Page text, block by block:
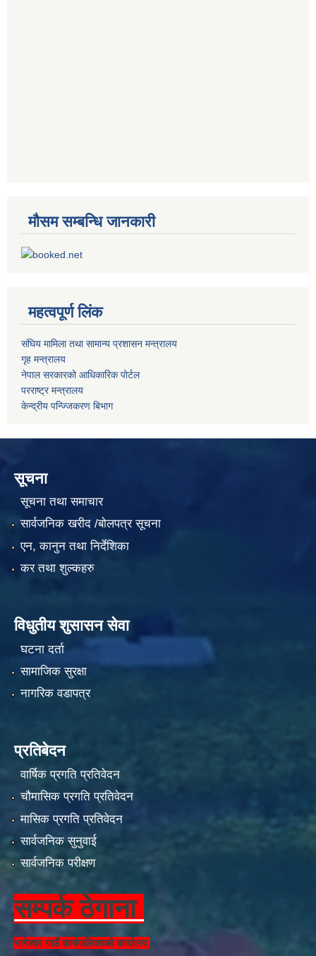
मौसम सम्बन्धि जानकारी
महत्वपूर्ण लिंक
संघिय मामिला तथा सामान्य प्रशासन मन्त्रालय
गृह मन्त्रालय
नेपाल सरकारको आधिकारिक पोर्टल
परराष्ट्र मन्त्रालय
केन्द्रीय पन्ज्जिकरण बिभाग
सूचना
सूचना तथा समाचार
सार्वजनिक खरीद /बोलपत्र सूचना
एन, कानुन तथा निर्देशिका
कर तथा शुल्कहरु
विधुतीय शुसासन सेवा
घटना दर्ता
सामाजिक सुरक्षा
नागरिक वडापत्र
प्रतिबेदन
वार्षिक प्रगति प्रतिवेदन
चौमासिक प्रगति प्रतिवेदन
मासिक प्रगति प्रतिवेदन
सार्वजनिक सुनुवाई
सार्वजनिक परीक्षण
सम्पर्क ठेगाना
भागेश्वर गाउँ कार्यपालिकाको कार्यालय